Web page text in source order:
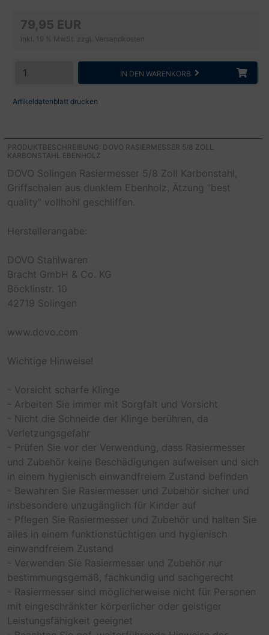
79,95 EUR
inkl. 19 % MwSt. zzgl. Versandkosten
IN DEN WARENKORB
Artikeldatenblatt drucken
PRODUKTBESCHREIBUNG: DOVO RASIERMESSER 5/8 ZOLL
KARBONSTAHL EBENHOLZ
DOVO Solingen Rasiermesser 5/8 Zoll Karbonstahl,
Griffschalen aus dunklem Ebenholz, Ätzung "best
quality" vollhohl geschliffen.
Herstellerangabe:
DOVO Stahlwaren
Bracht GmbH & Co. KG
Böcklinstr. 10
42719 Solingen
www.dovo.com
Wichtige Hinweise!
- Vorsicht scharfe Klinge
- Arbeiten Sie immer mit Sorgfalt und Vorsicht
- Nicht die Schneide der Klinge berühren, da
Verletzungsgefahr
- Prüfen Sie vor der Verwendung, dass Rasiermesser
und Zubehör keine Beschädigungen aufweisen und sich
in einem hygienisch einwandfreiem Zustand befinden
- Bewahren Sie Rasiermesser und Zubehör sicher und
insbesondere unzugänglich für Kinder auf
- Pflegen Sie Rasiermesser und Zubehör und halten Sie
alles in einem funktionstüchtigen und hygienisch
einwandfreiem Zustand
- Verwenden Sie Rasiermesser und Zubehör nur
bestimmungsgemäß, fachkundig und sachgerecht
- Rasiermesser sind möglicherweise nicht für Personen
mit eingeschränkter körperlicher oder geistiger
Leistungsfähigkeit geeignet